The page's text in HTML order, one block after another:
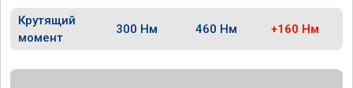
Крутящий
момент
300 Нм 460 Нм +160 Нм